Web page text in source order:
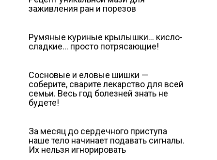
заживления ран и порезов
Румяные куриные крылышки… кисло-
сладкие… просто потрясающие!
Сосновые и еловые шишки —
соберите, сварите лекарство для всей
семьи. Весь год болезней знать не
будете!
За месяц до сердечного приступа
наше тело начинает подавать сигналы.
Их нельзя игнорировать